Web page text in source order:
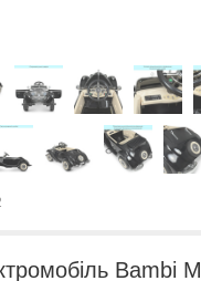
Bambi M